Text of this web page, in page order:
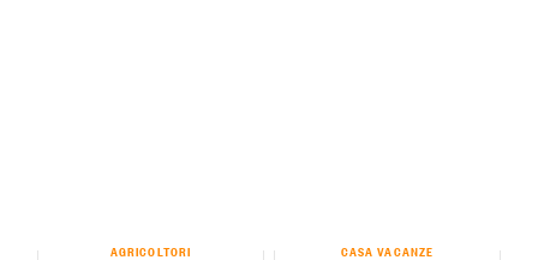
AGRICOLTORI CASA VACANZE